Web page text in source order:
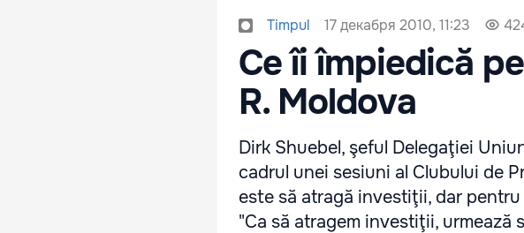
Timpul 17 декабря 2010, 11:23
Ce îi împiedică
R. Moldova
Dirk Shuebel, şeful Delegaţiei
cadrul unei sesiuni al Clubului de
este să atragă investiţii, dar
"Ca să atragem investiţii,